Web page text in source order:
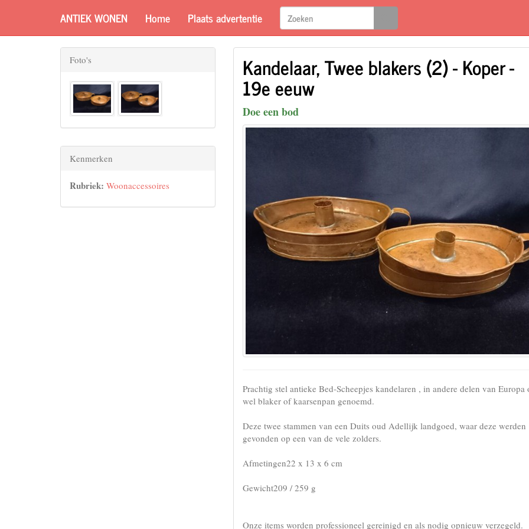
ANTIEK WONEN Home Plaats advertentie
Kandelaar, Twee blakers (2) - Koper -
19e eeuw
Doe een bod
Prachtig stel antieke Bed-Scheepjes kandelaren , in andere delen van Europa
wel blaker of kaarsenpan genoemd.
Deze twee stammen van een Duits oud Adellijk landgoed, waar deze werden
gevonden op een van de vele zolders.
Afmetingen22 x 13 x 6 cm
Gewicht209 / 259 g
Onze items worden professioneel gereinigd en als nodig opnieuw verzegeld.
Foto's
Kenmerken
Rubriek: Woonaccessoires